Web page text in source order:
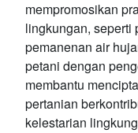
mempromosikan
lingkungan, seperti
pemanenan air
petani dengan
membantu
pertanian
kelestarian